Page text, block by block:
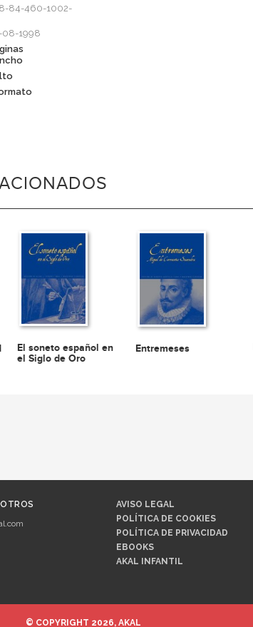
84-460-1002-
08-1998
El soneto español en
el Siglo de Oro
Entremeses
AVISO LEGAL
POLÍTICA DE COOKIES
POLÍTICA DE PRIVACIDAD
EBOOKS
AKAL INFANTIL
© COPYRIGHT 2026, AKAL